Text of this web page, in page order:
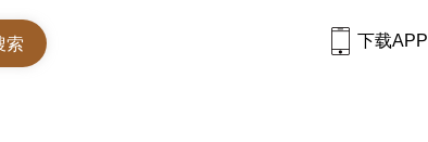
下载APP